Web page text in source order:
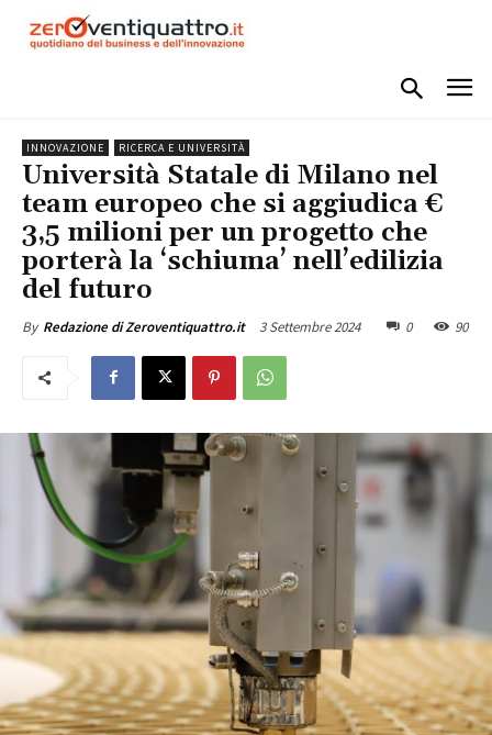
INNOVAZIONE RICERCA E UNIVERSITÀ
Università Statale di Milano nel
team europeo che si aggiudica €
3,5 milioni per un progetto che
porterà la ‘schiuma’ nell’edilizia
del futuro
By Redazione di Zeroventiquattro.it 3 Settembre 2024 0 90